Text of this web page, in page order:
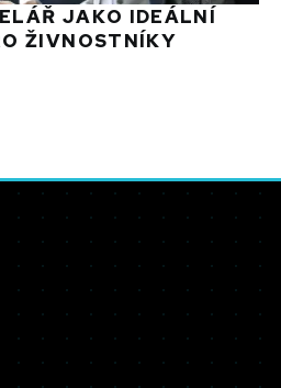
JAKO IDEÁLNÍ
ŽIVNOSTNÍKY